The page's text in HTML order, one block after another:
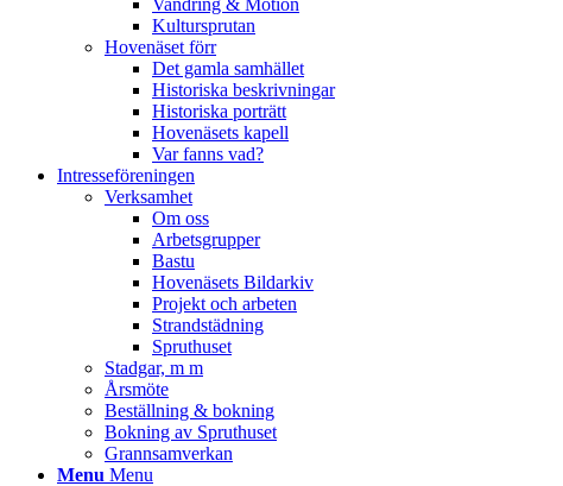
Vandring & Motion
Kultursprutan
Hovenäset förr
Det gamla samhället
Historiska beskrivningar
Historiska porträtt
Hovenäsets kapell
Var fanns vad?
Intresseföreningen
Verksamhet
Om oss
Arbetsgrupper
Bastu
Hovenäsets Bildarkiv
Projekt och arbeten
Strandstädning
Spruthuset
Stadgar, m m
Årsmöte
Beställning & bokning
Bokning av Spruthuset
Grannsamverkan
Menu Menu